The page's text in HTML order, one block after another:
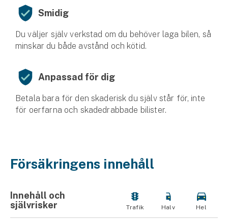
Smidig
Du väljer själv verkstad om du behöver laga bilen, så
minskar du både avstånd och kötid.
Anpassad för dig
Betala bara för den skaderisk du själv står för, inte
för oerfarna och skadedrabbade bilister.
Försäkringens innehåll
Innehåll och
självrisker
Trafik Halv Hel